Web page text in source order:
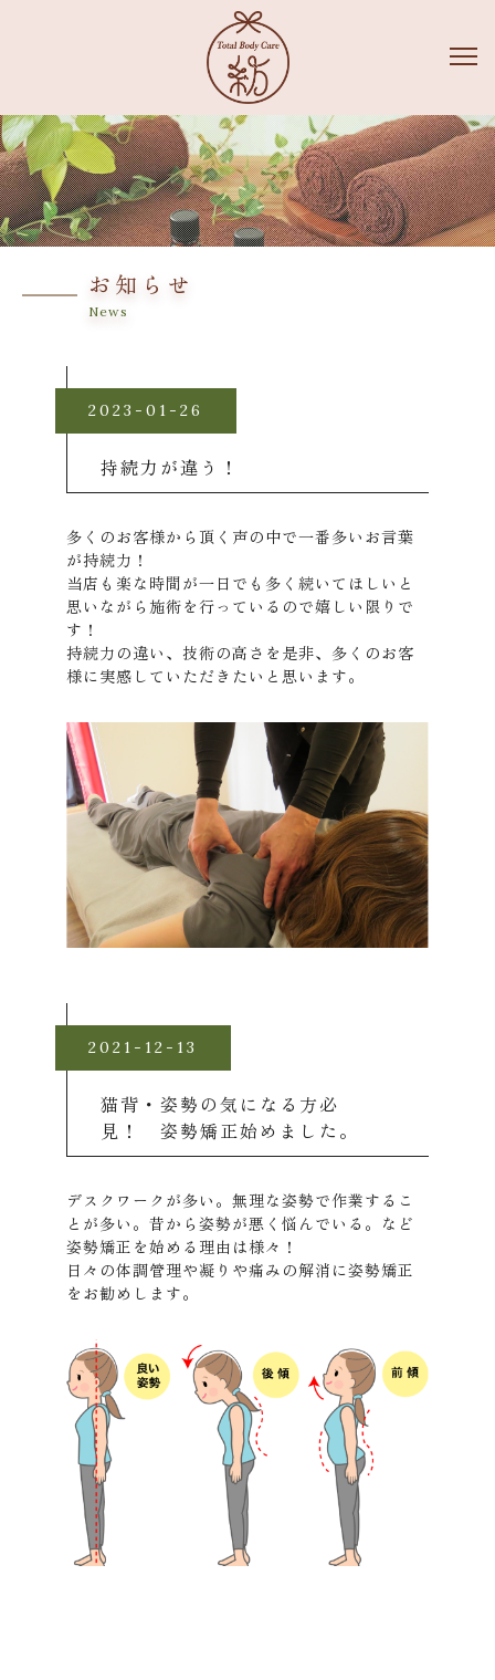
お知らせ
News
2023-01-26
持続力が違う！
多くのお客様から頂く声の中で一番多いお言葉
が持続力！
当店も楽な時間が一日でも多く続いてほしいと
思いながら施術を行っているので嬉しい限りで
す！
持続力の違い、技術の高さを是非、多くのお客
様に実感していただきたいと思います。
2021-12-13
猫背・姿勢の気になる方必
見！ 姿勢矯正始めました。
デスクワークが多い。無理な姿勢で作業するこ
とが多い。昔から姿勢が悪く悩んでいる。など
姿勢矯正を始める理由は様々！
日々の体調管理や凝りや痛みの解消に姿勢矯正
をお勧めします。